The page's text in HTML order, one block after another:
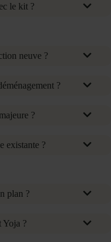
le kit ?
neuve ?
?
?
existante ?
plan ?
Yoja ?